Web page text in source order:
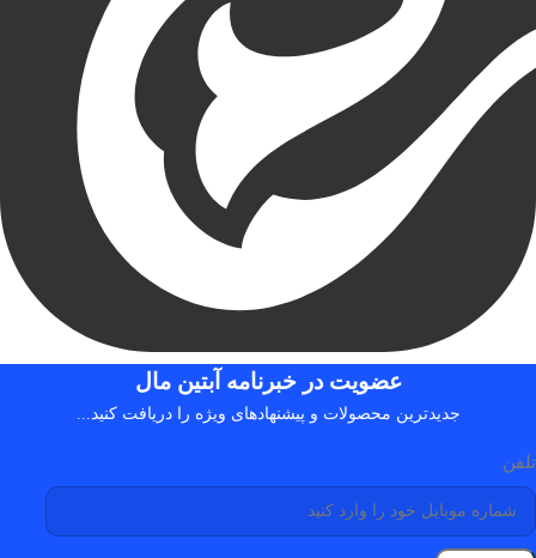
عضویت در خبرنامه آبتین مال
جدیدترین محصولات و پیشنهادهای ویژه را دریافت کنید...
تلفن